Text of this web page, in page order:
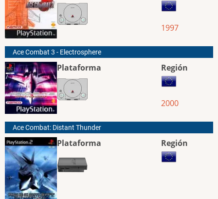
1997
Ace Combat 3 - Electrosphere
Plataforma Región
2000
Ace Combat: Distant Thunder
Plataforma Región